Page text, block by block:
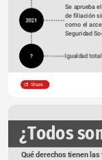
Se aprueba
de filiación
como el
Seguridad
2021
? Igualdad
Share
¿Todos
Qué derechos tienen